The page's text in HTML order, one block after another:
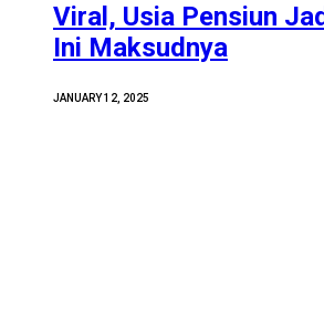
Viral, Usia Pensiun
Ini Maksudnya
JANUARY 12, 2025